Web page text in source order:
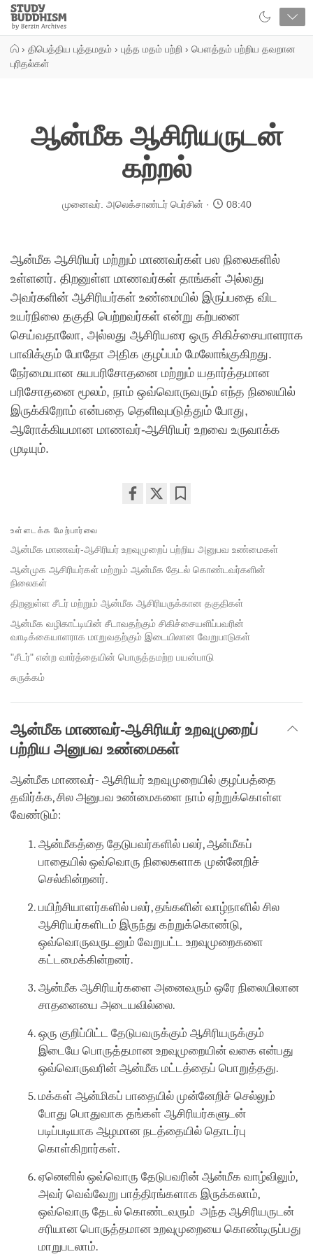
Close
Study
Buddhism
› திபெத்திய புத்தமதம் › புத்த மதம் பற்றி › பௌத்தம் பற்றிய தவறான
புரிதல்கள்
ஆன்மீக ஆசிரியருடன்
கற்றல்
முனைவர். அலெக்சாண்டர் பெர்சின் 08:40
ஆன்மீக ஆசிரியர் மற்றும் மாணவர்கள் பல நிலைகளில்
உள்ளனர். திறனுள்ள மாணவர்கள் தாங்கள் அல்லது
அவர்களின் ஆசிரியர்கள் உண்மையில் இருப்பதை விட
உயர்நிலை தகுதி பெற்றவர்கள் என்று கற்பனை
செய்வதாலோ, அல்லது ஆசிரியரை ஒரு சிகிச்சையாளராக
பாவிக்கும் போதோ அதிக குழப்பம் மேலோங்குகிறது.
நேர்மையான சுயபரிசோதனை மற்றும் யதார்த்தமான
பரிசோதனை மூலம், நாம் ஒவ்வொருவரும் எந்த நிலையில்
இருக்கிறோம் என்பதை தெளிவுபடுத்தும் போது, ​​
ஆரோக்கியமான மாணவர்-ஆசிரியர் உறவை உருவாக்க
முடியும்.
facebook
உள்ளடக்க மேற்பார்வை
ஆன்மீக மாணவர்-ஆசிரியர் உறவுமுறைப் பற்றிய அனுபவ உண்மைகள்
ஆன்முக ஆசிரியர்கள் மற்றும் ஆன்மீக தேடல் கொண்டவர்களின்
நிலைகள்
திறனுள்ள சீடர் மற்றும் ஆன்மீக ஆசிரியருக்கான தகுதிகள்
ஆன்மீக வழிகாட்டியின் சீடாவதற்கும் சிகிச்சையளிப்பவரின்
வாடிக்கையாளராக மாறுவதற்கும் இடையிலான வேறுபாடுகள்
"சீடர்" என்ற வார்த்தையின் பொருத்தமற்ற பயன்பாடு
சுருக்கம்
ஆன்மீக மாணவர்-ஆசிரியர் உறவுமுறைப்
பற்றிய அனுபவ உண்மைகள்
ஆன்மீக மாணவர்- ஆசிரியர் உறவுமுறையில் குழப்பத்தை
தவிர்க்க, சில அனுபவ உண்மைகளை நாம் ஏற்றுக்கொள்ள
வேண்டும்:
ஆன்மீகத்தை தேடுபவர்களில் பலர், ஆன்மீகப்
பாதையில் ஒவ்வொரு நிலைகளாக முன்னேறிச்
செல்கின்றனர்.
பயிற்சியாளர்களில் பலர், தங்களின் வாழ்நாளில் சில
ஆசிரியர்களிடம் இருந்து கற்றுக்கொண்டு,
ஒவ்வொருவருடனும் வேறுபட்ட உறவுமுறைகளை
கட்டமைக்கின்றனர்.
ஆன்மீக ஆசிரியர்களை அனைவரும் ஒரே நிலையிலான
சாதனையை அடையவில்லை.
ஒரு குறிப்பிட்ட தேடுபவருக்கும் ஆசிரியருக்கும்
இடையே பொருத்தமான உறவுமுறையின் வகை என்பது
ஒவ்வொருவரின் ஆன்மீக மட்டத்தைப் பொறுத்தது.
மக்கள் ஆன்மிகப் பாதையில் முன்னேறிச் செல்லும்
போது பொதுவாக தங்கள் ஆசிரியர்களுடன்
படிப்படியாக ஆழமான நடத்தையில் தொடர்பு
கொள்கிறார்கள்.
ஏனெனில் ஒவ்வொரு தேடுபவரின் ஆன்மீக வாழ்விலும்,
அவர் வெவ்வேறு பாத்திரங்களாக இருக்கலாம்,
ஒவ்வொரு தேடல் கொண்டவரும் அந்த ஆசிரியருடன்
சரியான பொருத்தமான உறவுமுறையை கொண்டிருப்பது
மாறுபடலாம்.